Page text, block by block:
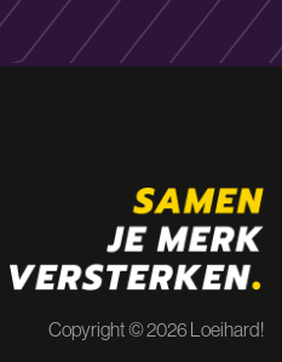
Copyright © 2026 Loeihard!